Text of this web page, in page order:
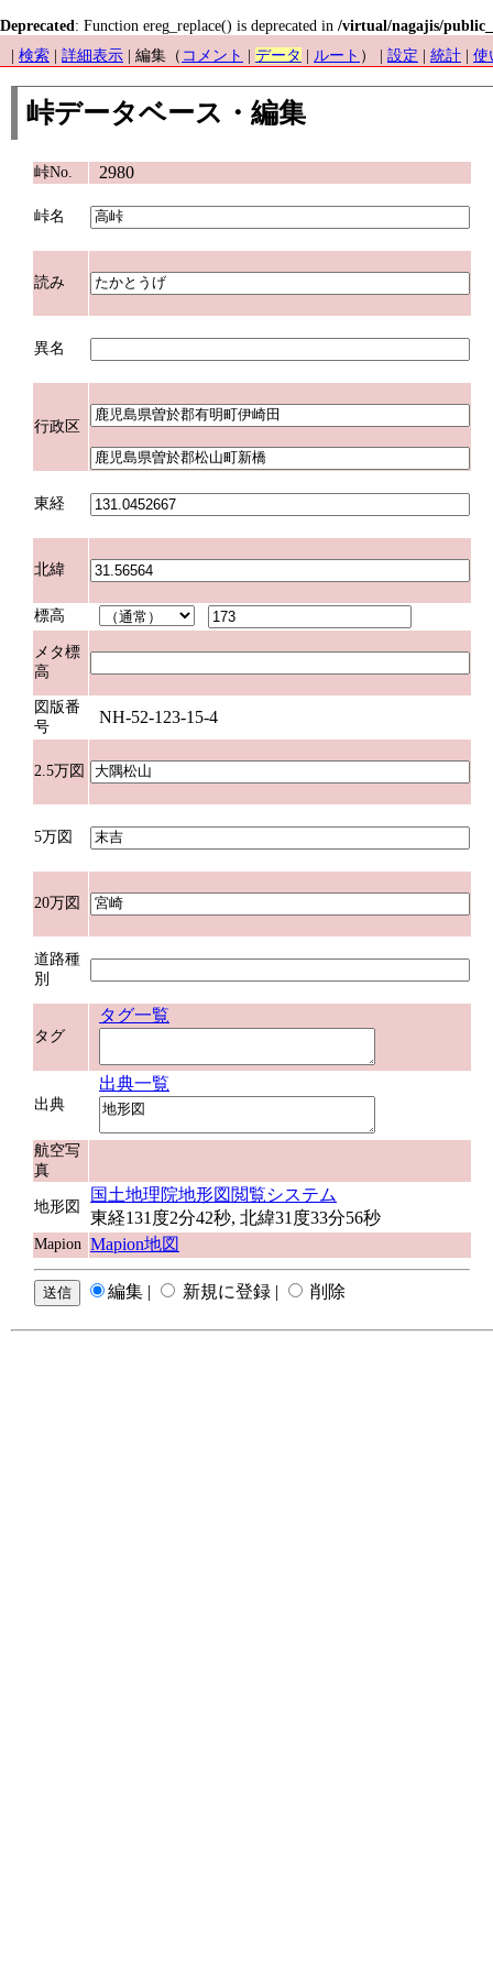
Deprecated: Function ereg_replace() is deprecated in /virtual/nagajis/
検索 詳細表示 | 編集（ コメント データ ルート ） | 設定 統計 使
峠データベース・編集
峠No. 2980
峠名
読み
異名
行政区
東経
北緯
標高
メタ標
高
図版番
号
NH-52-123-15-4
2.5万図
5万図
20万図
道路種
別
タグ
タグ一覧
出典
出典一覧
航空写
真
地形図
国土地理院地形図閲覧システム
東経131度2分42秒, 北緯31度33分56秒
Mapion Mapion地図
編集 | 新規に登録 | 削除